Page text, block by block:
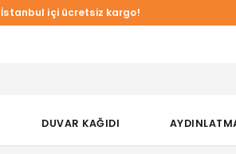
İstanbul içi ücretsiz kargo!
DUVAR KAĞIDI